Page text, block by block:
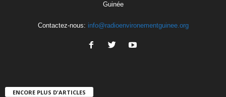
Guinée
Contactez-nous: info@radioenvironementguinee.org
ENCORE PLUS D'ARTICLES